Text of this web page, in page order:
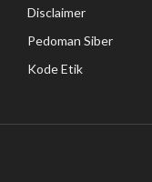
Disclaimer
Pedoman Siber
Kode Etik